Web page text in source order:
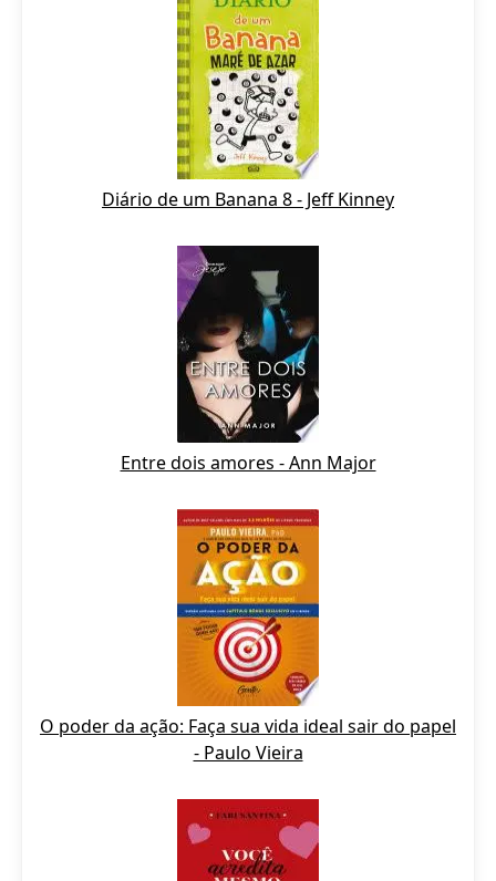
Diário de um Banana 8 - Jeff Kinney
Entre dois amores - Ann Major
O poder da ação: Faça sua vida ideal sair do papel
- Paulo Vieira